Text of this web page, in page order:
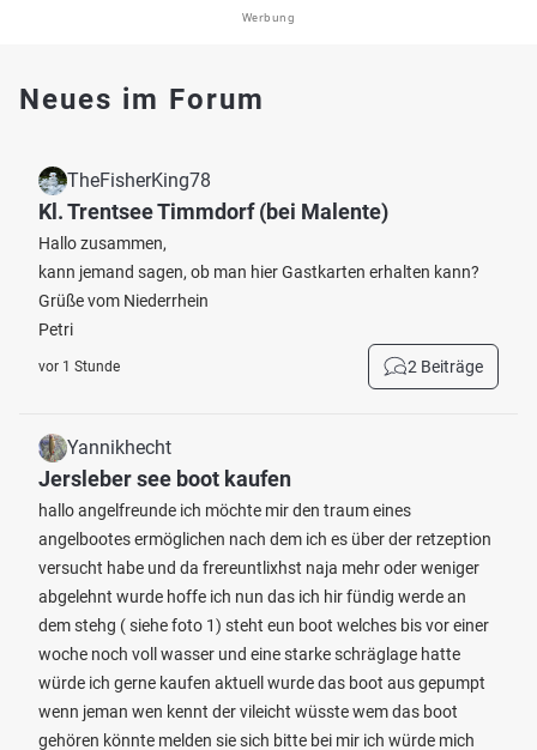
Werbung
Neues im Forum
TheFisherKing78
Kl. Trentsee Timmdorf (bei Malente)
Hallo zusammen,
kann jemand sagen, ob man hier Gastkarten erhalten kann?
Grüße vom Niederrhein
Petri
vor 1 Stunde 2 Beiträge
Yannikhecht
Jersleber see boot kaufen
hallo angelfreunde ich möchte mir den traum eines
angelbootes ermöglichen nach dem ich es über der retzeption
versucht habe und da frereuntlixhst naja mehr oder weniger
abgelehnt wurde hoffe ich nun das ich hir fündig werde an
dem stehg ( siehe foto 1) steht eun boot welches bis vor einer
woche noch voll wasser und eine starke schräglage hatte
würde ich gerne kaufen aktuell wurde das boot aus gepumpt
wenn jeman wen kennt der vileicht wüsste wem das boot
gehören könnte melden sie sich bitte bei mir ich würde mich